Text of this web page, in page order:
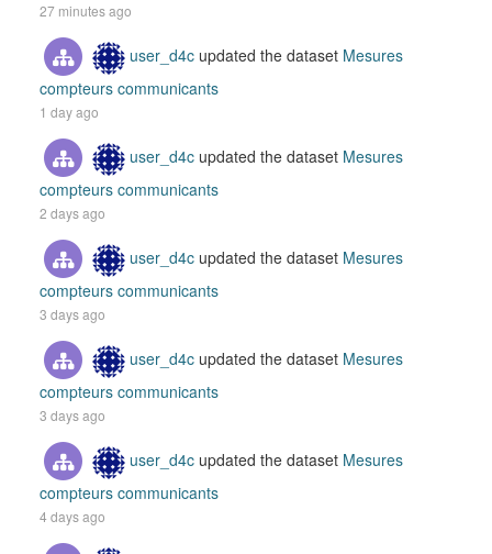
27 minutes ago
user_d4c updated the dataset Mesures
compteurs communicants
1 day ago
user_d4c updated the dataset Mesures
compteurs communicants
2 days ago
user_d4c updated the dataset Mesures
compteurs communicants
3 days ago
user_d4c updated the dataset Mesures
compteurs communicants
3 days ago
user_d4c updated the dataset Mesures
compteurs communicants
4 days ago